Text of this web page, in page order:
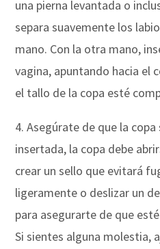
una pierna levantada o
separa suavemente los
mano. Con la otra mano,
vagina, apuntando hacia el
el tallo de la copa esté
4. Asegúrate de que la copa
insertada, la copa debe
crear un sello que evitará
ligeramente o deslizar un
para asegurarte de que
Si sientes alguna molestia,